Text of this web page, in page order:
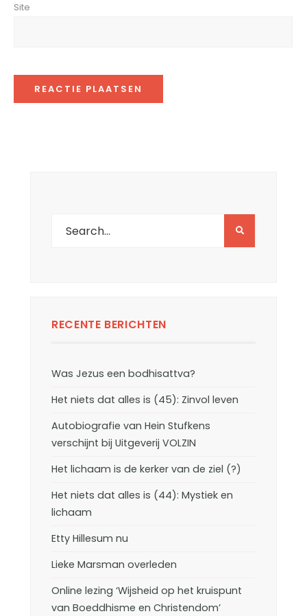
Site
RECENTE BERICHTEN
Was Jezus een bodhisattva?
Het niets dat alles is (45): Zinvol leven
Autobiografie van Hein Stufkens
verschijnt bij Uitgeverij VOLZIN
Het lichaam is de kerker van de ziel (?)
Het niets dat alles is (44): Mystiek en
lichaam
Etty Hillesum nu
Lieke Marsman overleden
Online lezing ‘Wijsheid op het kruispunt
van Boeddhisme en Christendom’